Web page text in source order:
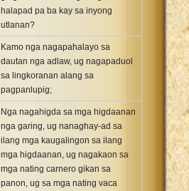
halapad pa ba kay sa inyong
utlanan?
Kamo nga nagapahalayo sa
dautan nga adlaw, ug nagapaduol
sa lingkoranan alang sa
pagpanlupig;
Nga nagahigda sa mga higdaanan
nga garing, ug nanaghay-ad sa
ilang mga kaugalingon sa ilang
mga higdaanan, ug nagakaon sa
mga nating carnero gikan sa
panon, ug sa mga nating vaca